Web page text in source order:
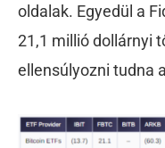
oldalak. Egyedül a
21,1 millió dollárnyi
ellensúlyozni tudna